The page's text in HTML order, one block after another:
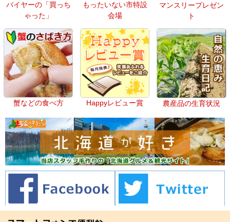
バイヤーの「買っち
ゃった」
もったいない市特設
会場
マンスリープレゼン
ト
蟹などの食べ方 Happyレビュー賞 農産品の生育状況